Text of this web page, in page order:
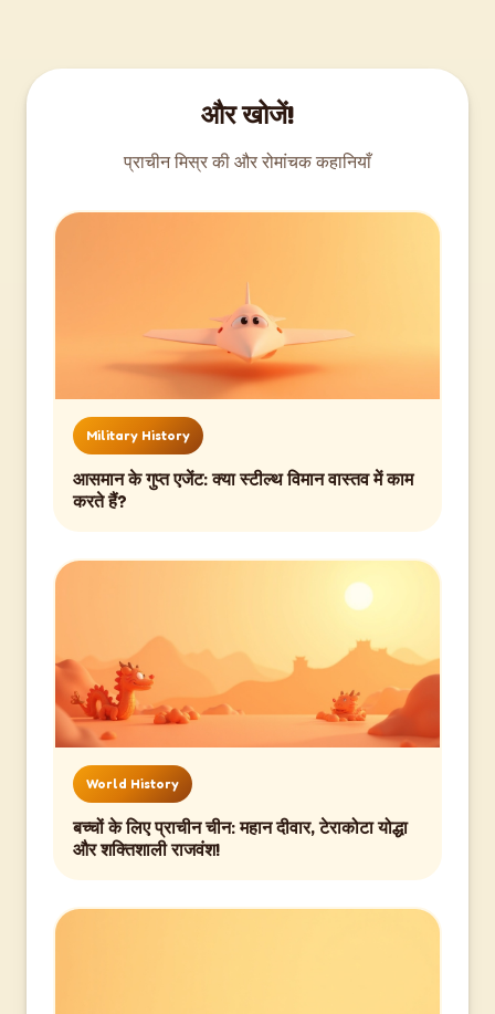
और खोजें!
प्राचीन मिस्र की और रोमांचक कहानियाँ
Military History
आसमान के गुप्त एजेंट: क्या स्टील्थ विमान वास्तव में काम
करते हैं?
World History
बच्चों के लिए प्राचीन चीन: महान दीवार, टेराकोटा योद्धा
और शक्तिशाली राजवंश!